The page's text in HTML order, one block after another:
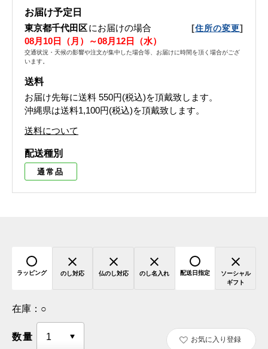
お届け予定日
東京都千代田区にお届けの場合 [住所の変更]
08月10日（月）～08月12日（水）
交通状況・天候の影響や注文が集中した場合等、お届けに時間を頂く場合がござ
います。
送料
お届け先毎に送料 550円(税込)を頂戴致します。
沖縄県は送料1,100円(税込)を頂戴致します。
送料について
配送種別
通常品
ラッピング のし対応 仏のし対応 のし名入れ 配送日指定
ソーシャル
ギフト
在庫： ○
数量 お気に入り登録